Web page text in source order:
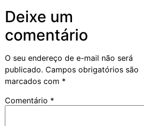
Deixe um
comentário
O seu endereço de e-mail não será
publicado. Campos obrigatórios são
marcados com *
Comentário *